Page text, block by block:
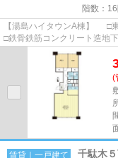
階数：
【湯島ハイタウンA棟】 □東京都文
□鉄骨鉄筋コンクリート造地下1階付 地
動産旧分譲 湯島駅から徒歩...
(
賃貸｜一戸建て 千駄木